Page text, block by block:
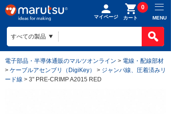
マイページ カート
0
MENU
電子部品・半導体通販のマルツオンライン > 電線・配線部材
> ケーブルアセンブリ（DigiKey） > ジャンパ線、圧着済みリ
ード線 > 3" PRE-CRIMP A2015 RED